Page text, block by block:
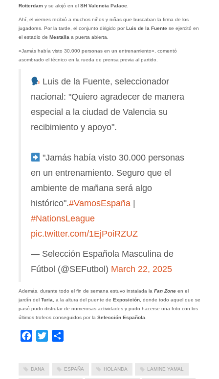
Rotterdamy se alojó en el SH Valencia Palace.
Ahí, el viernes recibió a muchos niños y niñas que buscaban la firma de los
jugadores. Por la tarde, el conjunto dirigido porLuis de la Fuentese ejercitó en
el estadio de Mestalla a puerta abierta.
«Jamás había visto 30.000 personas en un entrenamiento», comentó
asombrado el técnico en la rueda de prensa previa al partido.
Luis de la Fuente, seleccionador
nacional: "Quiero agradecer de manera
especial a la ciudad de Valencia su
recibimiento y apoyo".
"Jamás había visto 30.000 personas
en un entrenamiento. Seguro que el
ambiente de mañana será algo
histórico".#VamosEspaña |
#NationsLeague
pic.twitter.com/1EjPoiRZUZ
— Selección Española Masculina de
Fútbol (@SEFutbol) March 22, 2025
Además, durante todo el fin de semana estuvo instalada la Fan Zoneen el
jardín del Turia , a la altura del puente de Exposición, donde todo aquel que se
pasó pudo disfrutar de numerosas actividades y pudo hacerse una foto con los
últimos trofeos conseguidos por la Selección Española
Facebook
Twitter
DANA ESPAÑA HOLANDA LAMINE YAMAL